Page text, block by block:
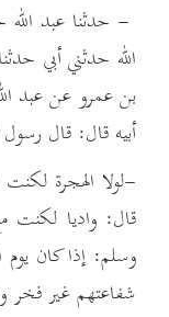
- حدثنا عبد الله
الله حدثني أبي
بن عمرو عن عبد
أبيه قال: قال
-لولا الهجرة
قال: واديا لكنت
وسلم: إذا كان يوم
شفاعتهم غير فخر